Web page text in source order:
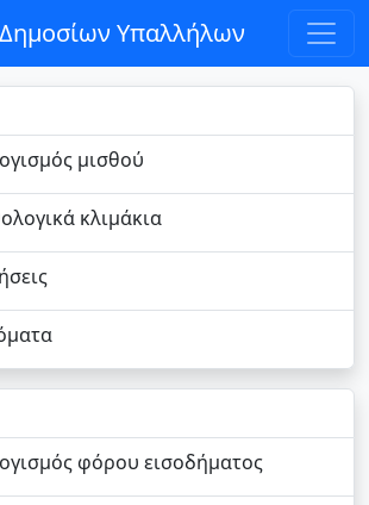
Δημοσίων Υπαλλήλων
μισθού
κλιμάκια
φόρου εισοδήματος